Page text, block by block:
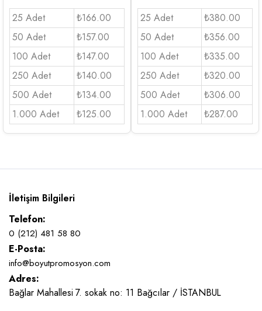
25 Adet
₺166.00
50 Adet
₺157.00
100 Adet
₺147.00
250 Adet
₺140.00
500 Adet
₺134.00
1.000 Adet
₺125.00
25 Adet
₺380.00
50 Adet
₺356.00
100 Adet
₺335.00
250 Adet
₺320.00
500 Adet
₺306.00
1.000 Adet
₺287.00
İletişim Bilgileri
Telefon:
0 (212) 481 58 80
E-Posta:
info@boyutpromosyon.com
Adres:
Bağlar Mahallesi 7. sokak no: 11 Bağcılar / İSTANBUL